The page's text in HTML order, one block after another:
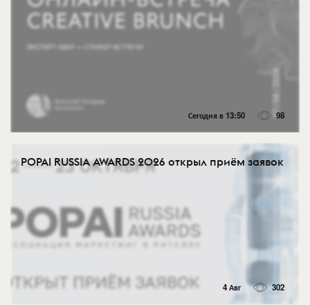
Сегодня в 13:50 98
POPAI RUSSIA AWARDS 2026 открыл приём заявок
4 Авг 302